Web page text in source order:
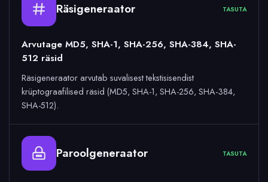
Räsigeneraator TASUTA
Arvutage MD5, SHA-1, SHA-256, SHA-384, SHA-
512 räsid
Räsigeneraator arvutab suvalisest tekstisisendist
krüptograafilised räsid (MD5, SHA-1, SHA-256, SHA-384,
SHA-512).
Paroolgeneraator TASUTA